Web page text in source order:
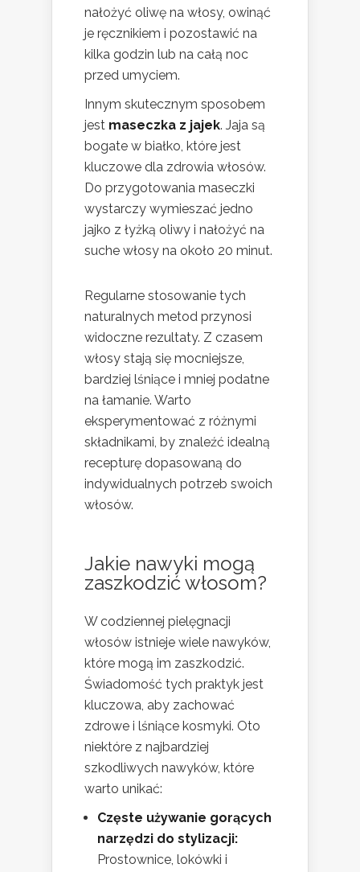
nałożyć oliwę na włosy, owinąć
je ręcznikiem i pozostawić na
kilka godzin lub na całą noc
przed umyciem.
Innym skutecznym sposobem
jest maseczka z jajek. Jaja są
bogate w białko, które jest
kluczowe dla zdrowia włosów.
Do przygotowania maseczki
wystarczy wymieszać jedno
jajko z łyżką oliwy i nałożyć na
suche włosy na około 20 minut.
Regularne stosowanie tych
naturalnych metod przynosi
widoczne rezultaty. Z czasem
włosy stają się mocniejsze,
bardziej lśniące i mniej podatne
na łamanie. Warto
eksperymentować z różnymi
składnikami, by znaleźć idealną
recepturę dopasowaną do
indywidualnych potrzeb swoich
włosów.
Jakie nawyki mogą
zaszkodzićwłosom?
W codziennej pielęgnacji
włosów istnieje wiele nawyków,
które mogą im zaszkodzić.
Świadomość tych praktyk jest
kluczowa, aby zachować
zdrowe i lśniące kosmyki. Oto
niektóre z najbardziej
szkodliwych nawyków, które
warto unikać:
Częste używanie gorących
narzędzi do stylizacji:
Prostownice, lokówki i